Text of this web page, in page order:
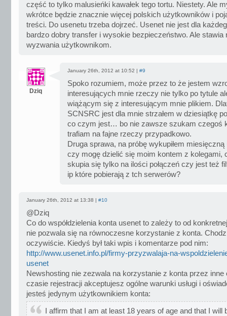
część to tylko malusieńki kawałek tego tortu. Niestety. Ale
wkrótce będzie znacznie więcej polskich użytkowników i
treści. Do usenetu trzeba dojrzeć. Usenet nie jest dla
bardzo dobry transfer i wysokie bezpieczeństwo. Ale stawia
wyzwania użytkownikom.
Dziq
January 26th, 2012 at 10:52 | #9
Spoko rozumiem, może przez to że jestem
interesujących mnie rzeczy nie tylko po tytule
wiążącym się z interesującym mnie plikiem.
SCNSRC jest dla mnie strzałem w dziesiątkę
co czym jest… bo nie zawsze szukam czegoś
trafiam na fajne rzeczy przypadkowo.
Druga sprawa, na próbę wykupiłem miesięczną
czy mogę dzielić się moim kontem z kolegami,
skupia się tylko na ilości połączeń czy jest też
ip które pobierają z tch serwerów?
January 26th, 2012 at 13:38 | #10
@Dziq
Co do współdzielenia konta usenet to zależy to od
nie pozwala się na równoczesne korzystanie z konta.
oczywiście. Kiedyś był taki wpis i komentarze pod nim:
http://www.usenet.info.pl/firmy-przyzwalaja-na-
usenet
Newshosting nie zezwala na korzystanie z konta przez inne
czasie rejestracji akceptujesz ogólne warunki usługi i
jesteś jedynym użytkownikiem konta:
I affirm that I am at least 18 years of age and that I will